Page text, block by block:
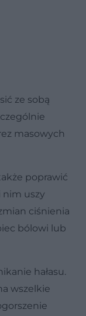
ze sobą
masowych
poprawić
nim uszy
ciśnienia
bólowi lub
hałasu.
wszelkie